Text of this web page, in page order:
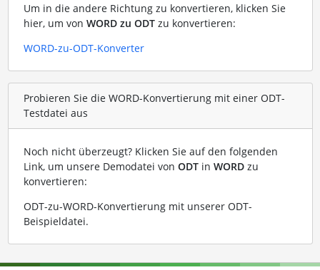
Um in die andere Richtung zu konvertieren, klicken Sie
hier, um von WORD zu ODTzu konvertieren:
WORD-zu-ODT-Konverter
Probieren Sie die WORD-Konvertierung mit einer ODT-
Testdatei aus
Noch nicht überzeugt? Klicken Sie auf den folgenden
Link, um unsere Demodatei von ODTin WORDzu
konvertieren:
ODT-zu-WORD-Konvertierung mit unserer ODT-
Beispieldatei.